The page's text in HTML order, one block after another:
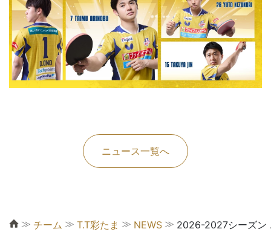
ニュース一覧へ
≫ チーム ≫ T.T彩たま ≫ NEWS ≫ 2026-2027シーズン